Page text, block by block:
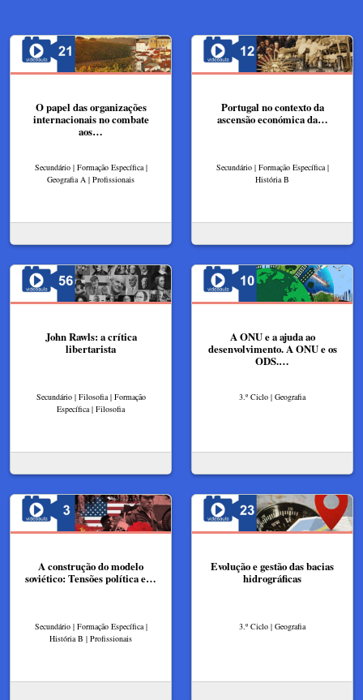
O papel das organizações
internacionais no combate
aos…
Secundário | Formação Específica |
Geografia A | Profissionais
Portugal no contexto da
ascensão económica da…
Secundário | Formação Específica |
História B
John Rawls: a crítica
libertarista
Secundário | Filosofia | Formação
Específica | Filosofia
A ONU e a ajuda ao
desenvolvimento. A ONU e os
ODS.…
3.º Ciclo | Geografia
A construção do modelo
soviético: Tensões política e…
Secundário | Formação Específica |
História B | Profissionais
Evolução e gestão das bacias
hidrográficas
3.º Ciclo | Geografia